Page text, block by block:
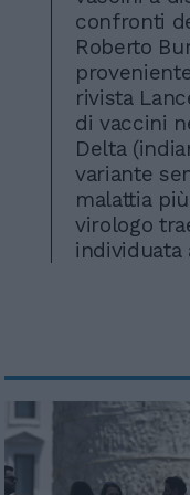
confronti
Roberto
rivista
di vaccini
Delta
variante
malattia
virologo
individuata